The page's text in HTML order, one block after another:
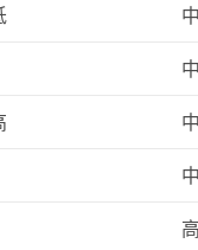
中
中
高